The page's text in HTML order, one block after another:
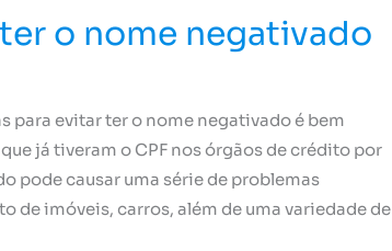
o nome negativado
para evitar ter o nome negativado é bem
já tiveram o CPF nos órgãos de crédito por
pode causar uma série de problemas
de imóveis, carros, além de uma variedade de